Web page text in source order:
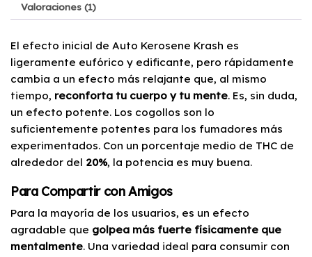
Valoraciones (1)
El efecto inicial de Auto Kerosene Krash es
ligeramente eufórico y edificante, pero rápidamente
cambia a un efecto más relajante que, al mismo
tiempo, reconforta tu cuerpo y tu mente. Es, sin duda,
un efecto potente. Los cogollos son lo
suficientemente potentes para los fumadores más
experimentados. Con un porcentaje medio de THC de
alrededor del 20%, la potencia es muy buena.
Para Compartir con Amigos
Para la mayoría de los usuarios, es un efecto
agradable que golpea más fuerte físicamente que
mentalmente. Una variedad ideal para consumir con